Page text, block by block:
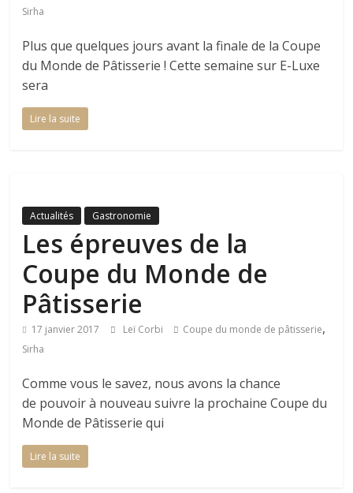
Sirha
Plus que quelques jours avant la finale de la Coupe
du Monde de Pâtisserie ! Cette semaine sur E-Luxe
sera
Lire la suite
Actualités Gastronomie
Les épreuves de la
Coupe du Monde de
Pâtisserie
17 janvier 2017 Leï Corbi Coupe du monde de pâtisserie,
Sirha
Comme vous le savez, nous avons la chance
de pouvoir à nouveau suivre la prochaine Coupe du
Monde de Pâtisserie qui
Lire la suite